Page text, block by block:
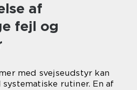
af
fejl og
med svejseudstyr kan
rutiner. En af